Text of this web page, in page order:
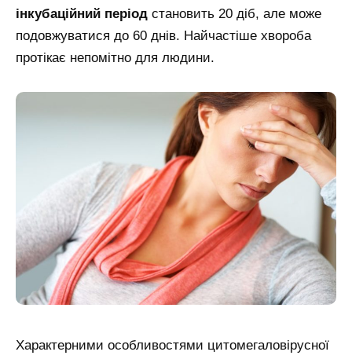
інкубаційний період становить 20 діб, але може
подовжуватися до 60 днів. Найчастіше хвороба
протікає непомітно для людини.
Характерними особливостями цитомегаловірусної